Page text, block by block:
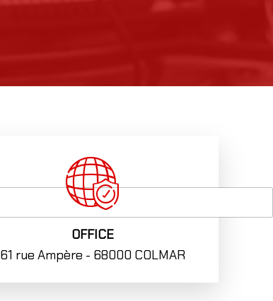
OFFICE
61 rue Ampère - 68000 COLMAR